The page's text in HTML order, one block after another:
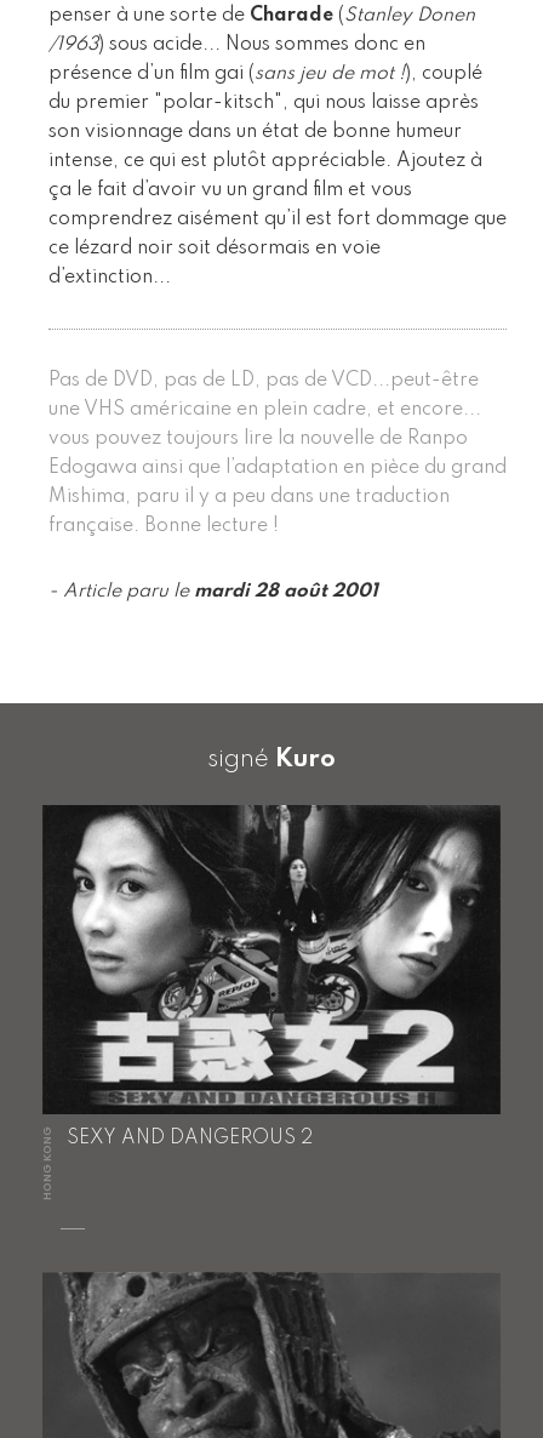
penser à une sorte de Charade (Stanley Donen
/1963) sous acide... Nous sommes donc en
présence d’un film gai (sans jeu de mot !), couplé
du premier "polar-kitsch", qui nous laisse après
son visionnage dans un état de bonne humeur
intense, ce qui est plutôt appréciable. Ajoutez à
ça le fait d’avoir vu un grand film et vous
comprendrez aisément qu’il est fort dommage que
ce lézard noir soit désormais en voie
d’extinction...
Pas de DVD, pas de LD, pas de VCD...peut-être
une VHS américaine en plein cadre, et encore...
vous pouvez toujours lire la nouvelle de Ranpo
Edogawa ainsi que l’adaptation en pièce du grand
Mishima, paru il y a peu dans une traduction
française. Bonne lecture !
- Article paru le mardi 28 août 2001
signé Kuro
HONG KONG SEXY AND DANGEROUS 2